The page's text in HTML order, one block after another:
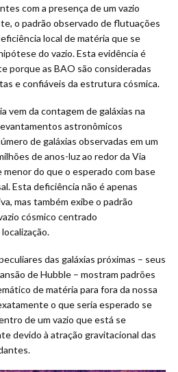
com a presença de um vazio
o padrão observado de flutuações
local de matéria que se
do vazio. Esta evidência é
porque as BAO são consideradas
e confiáveis da estrutura cósmica.
vem da contagem de galáxias na
astronômicos
de galáxias observadas em um
de anos-luz ao redor da Via
do que o esperado com base
Esta deficiência não é apenas
mas também exibe o padrão
cósmico centrado
das galáxias próximas – seus
de Hubble – mostram padrões
de matéria para fora da nossa
o que seria esperado se
de um vazio que está se
devido à atração gravitacional das